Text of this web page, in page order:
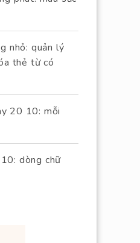
nhỏ: quản lý
thẻ từ có
20 10: mỗi
dòng chữ